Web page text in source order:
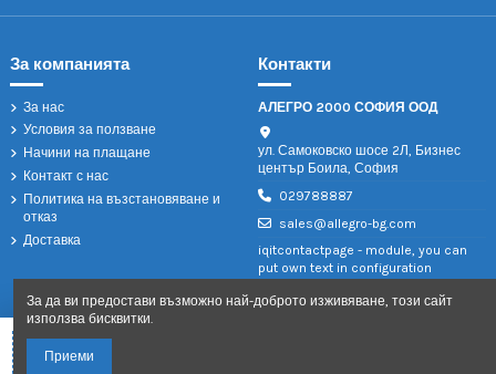
За компанията
За нас
Условия за ползване
Начини на плащане
Контакт с нас
Политика на възстановяване и
отказ
Доставка
Контакти
АЛЕГРО 2000 СОФИЯ ООД
ул. Самоковско шосе 2Л, Бизнес
център Боила, София
029788887
sales@allegro-bg.com
iqitcontactpage - module, you can
put own text in configuration
За да ви предостави възможно най-доброто изживяване, този сайт
използва бисквитки.
Приеми